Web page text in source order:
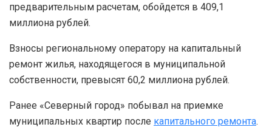
предварительным расчетам, обойдется в 409,1
миллиона рублей.
Взносы региональному оператору на капитальный
ремонт жилья, находящегося в муниципальной
собственности, превысят 60,2 миллиона рублей.
Ранее «Северный город» побывал на приемке
муниципальных квартир после капитального ремонта.